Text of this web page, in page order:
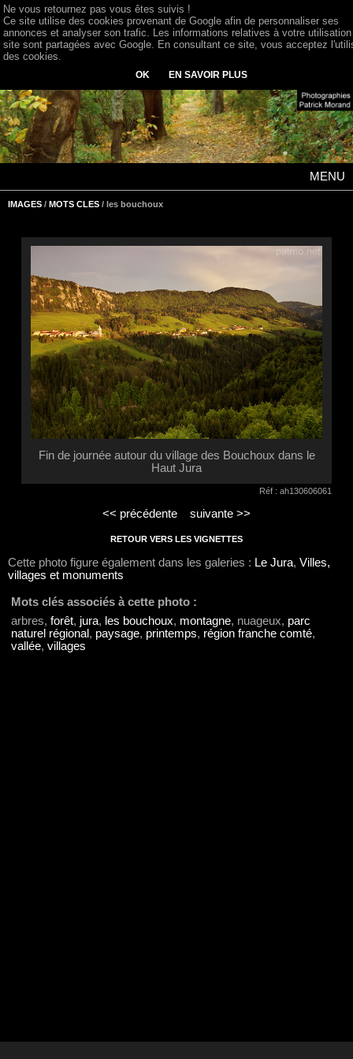
MENU
IMAGES / MOTS CLES / les bouchoux
Fin de journée autour du village des Bouchoux dans le
Haut Jura
Réf : ah130606061
<< précédente suivante >>
RETOUR VERS LES VIGNETTES
Cette photo figure également dans les galeries : Le Jura, Villes,
villages et monuments
Mots clés associés à cette photo :
arbres, forêt, jura, les bouchoux, montagne, nuageux, parc
naturel régional, paysage, printemps, région franche comté,
vallée, villages
Ne vous retournez pas vous êtes suivis !
Ce site utilise des cookies provenant de Google afin de personnaliser ses
annonces et analyser son trafic. Les informations relatives à votre
site sont partagées avec Google. En consultant ce site, vous acceptez
des cookies.
OK EN SAVOIR PLUS